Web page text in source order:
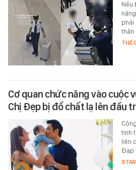
Nếu
phải
thân
THẾ
Cơ quan chức năng vào cuộc
Chị Đẹp bị đổ chất lạ lên đầu
tình
liên
Đạp
STAR